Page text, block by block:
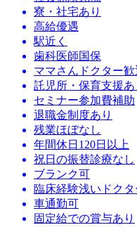
寮・社宅あり
高給優遇
駅近く
歯科医師国保
ママさんドクター歓
託児所・保育支援あ
セミナー参加費補助
退職金制度あり
残業ほぼなし
年間休日120日以上
祝日の振替診療なし
ブランク可
臨床経験浅いドク
車通勤可
固定給での賞与あり